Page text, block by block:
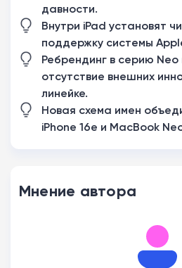
давности.
Внутри iPad установят
поддержку системы
Ребрендинг в серию Neo
отсутствие внешних
линейке.
Новая схема имен
iPhone 16e и MacBook
Мнение автора